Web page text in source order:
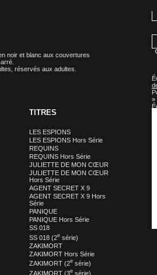
noir et blanc aux couvertures
réservés aux adultes.
»
TITRES
LES ESPIONS
LES ESPIONS Hors Série
REQUINS
REQUINS Hors Série
JULIETTE DE MON CŒUR
JULIETTE DE MON CŒUR
Hors Série
AGENT SECRET X 9
AGENT SECRET X 9 Hors
Série
PANIQUE
PANIQUE Hors Série
SS 018
SS 018 (2esérie)
ZAKIMORT
ZAKIMORT Hors Série
ZAKIMORT (2esérie)
ZAKIMORT (3esérie)